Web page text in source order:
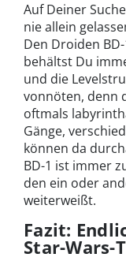
Auf Deiner
nie allein
Den Droiden
behältst Du
und die
vonnöten, denn
oftmals
Gänge,
können da
BD-1 ist immer
den ein oder
weiterweißt.
Fazit:
Star-Wars-